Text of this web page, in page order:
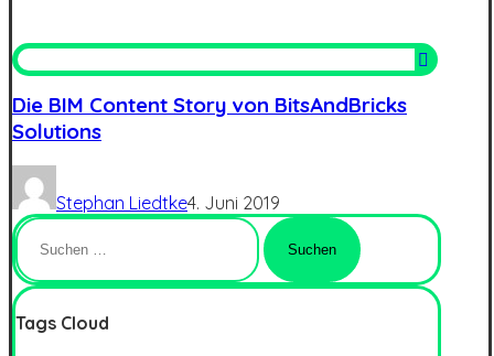
Die BIM Content Story von BitsAndBricks
Solutions
Stephan Liedtke4. Juni 2019
Suchen
nach:
Tags Cloud